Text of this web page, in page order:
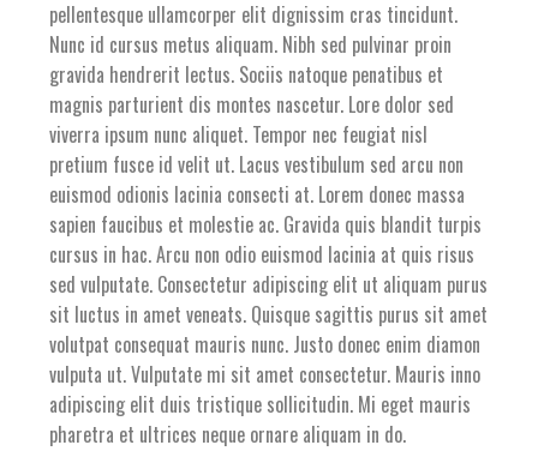
pellentesque ullamcorper elit dignissim cras tincidunt.
Nunc id cursus metus aliquam. Nibh sed pulvinar proin
gravida hendrerit lectus. Sociis natoque penatibus et
magnis parturient dis montes nascetur. Lore dolor sed
viverra ipsum nunc aliquet. Tempor nec feugiat nisl
pretium fusce id velit ut. Lacus vestibulum sed arcu non
euismod odionis lacinia consecti at. Lorem donec massa
sapien faucibus et molestie ac. Gravida quis blandit turpis
cursus in hac. Arcu non odio euismod lacinia at quis risus
sed vulputate. Consectetur adipiscing elit ut aliquam purus
sit luctus in amet veneats. Quisque sagittis purus sit amet
volutpat consequat mauris nunc. Justo donec enim diamon
vulputa ut. Vulputate mi sit amet consectetur. Mauris inno
adipiscing elit duis tristique sollicitudin. Mi eget mauris
pharetra et ultrices neque ornare aliquam in do.